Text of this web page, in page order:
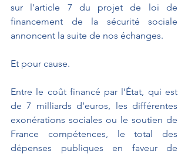
sur l'article 7 du projet de loi de
financement de la sécurité sociale
annoncent la suite de nos échanges.
Et pour cause.
Entre le coût financé par l’État, qui est
de 7 milliards d’euros, les différentes
exonérations sociales ou le soutien de
France compétences, le total des
dépenses publiques en faveur de